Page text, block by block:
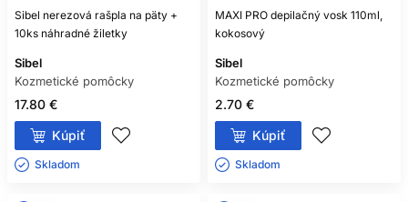
Sibel nerezová rašpla na päty +
10ks náhradné žiletky
Sibel
Kozmetické pomôcky
17.80 €
Kúpiť
Skladom ㅤ
MAXI PRO depilačný vosk 110ml,
kokosový
Sibel
Kozmetické pomôcky
2.70 €
Kúpiť
Skladom ㅤ